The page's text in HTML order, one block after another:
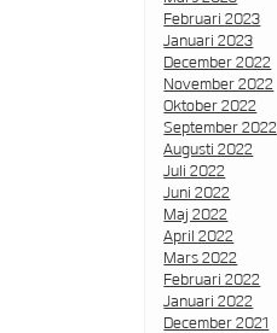
Februari 2023
Januari 2023
December 2022
November 2022
Oktober 2022
September 2022
Augusti 2022
Juli 2022
Juni 2022
Maj 2022
April 2022
Mars 2022
Februari 2022
Januari 2022
December 2021